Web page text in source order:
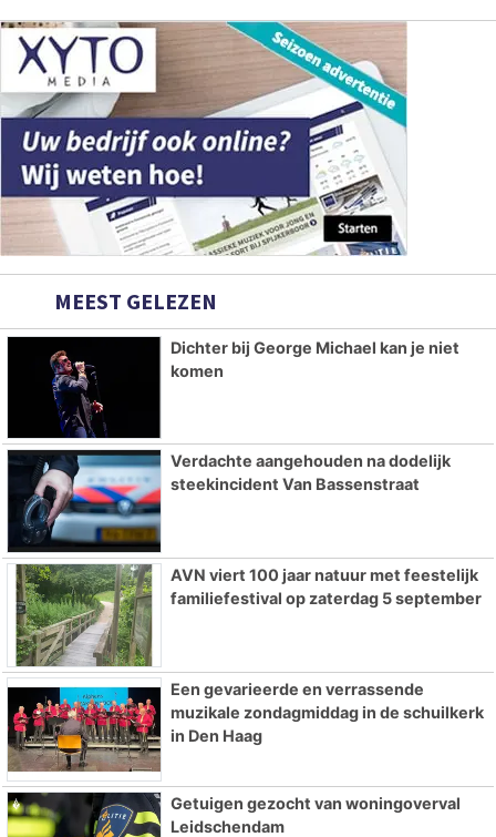
MEEST GELEZEN
Dichter bij George Michael kan je niet
komen
Verdachte aangehouden na dodelijk
steekincident Van Bassenstraat
AVN viert 100 jaar natuur met feestelijk
familiefestival op zaterdag 5 september
Een gevarieerde en verrassende
muzikale zondagmiddag in de schuilkerk
in Den Haag
Getuigen gezocht van woningoverval
Leidschendam